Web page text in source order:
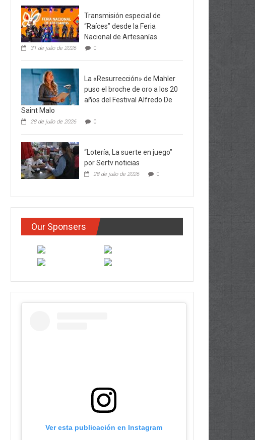
Transmisión especial de
“Raíces” desde la Feria
Nacional de Artesanías
31 de julio de 2026 0
La «Resurrección» de Mahler
puso el broche de oro a los 20
años del Festival Alfredo De
Saint Malo
28 de julio de 2026 0
“Lotería, La suerte en juego”
por Sertv noticias
28 de julio de 2026 0
Our Sponsers
Ver esta publicación en Instagram